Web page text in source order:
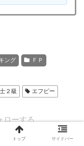
ング ＦＰ
２級 エフピー
ローする
トップ サイドバー